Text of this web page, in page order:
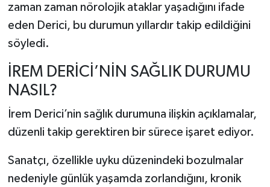
zaman zaman nörolojik ataklar yaşadığını ifade
eden Derici, bu durumun yıllardır takip edildiğini
söyledi.
İREM DERİCİ’NİN SAĞLIK DURUMU
NASIL?
İrem Derici’nin sağlık durumuna ilişkin açıklamalar,
düzenli takip gerektiren bir sürece işaret ediyor.
Sanatçı, özellikle uyku düzenindeki bozulmalar
nedeniyle günlük yaşamda zorlandığını, kronik